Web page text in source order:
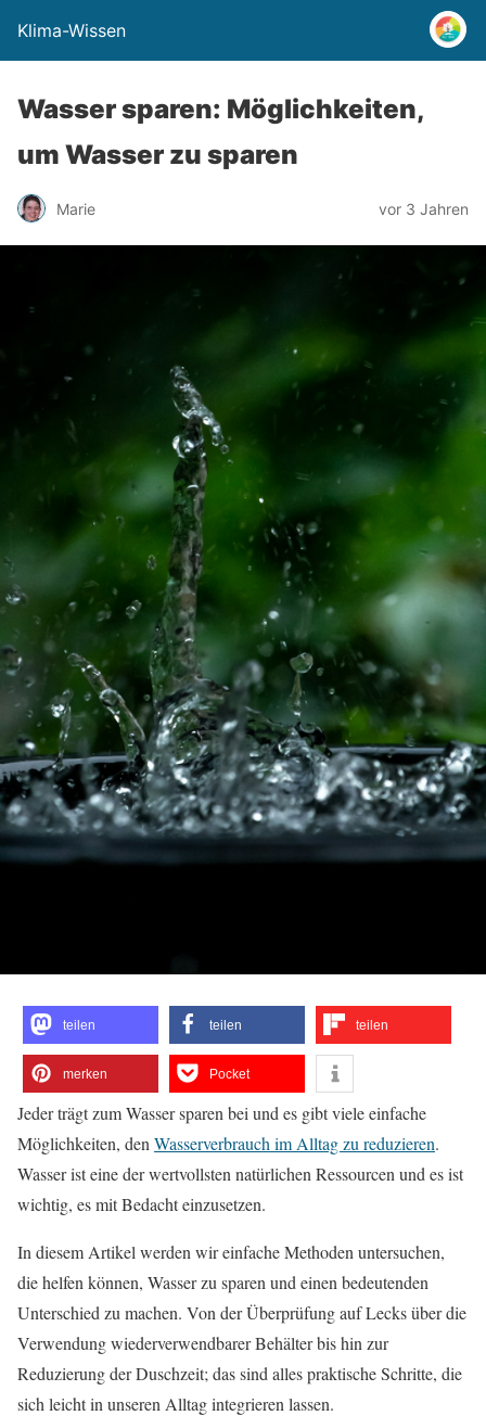
Klima-Wissen
Wasser sparen: Möglichkeiten,
um Wasser zu sparen
Marie vor 3 Jahren
teilen teilen teilen
merken Pocket
Jeder trägt zum Wasser sparen bei und es gibt viele einfache
Möglichkeiten, den Wasserverbrauch im Alltag zu reduzieren.
Wasser ist eine der wertvollsten natürlichen Ressourcen und es ist
wichtig, es mit Bedacht einzusetzen.
In diesem Artikel werden wir einfache Methoden untersuchen,
die helfen können, Wasser zu sparen und einen bedeutenden
Unterschied zu machen. Von der Überprüfung auf Lecks über die
Verwendung wiederverwendbarer Behälter bis hin zur
Reduzierung der Duschzeit; das sind alles praktische Schritte, die
sich leicht in unseren Alltag integrieren lassen.